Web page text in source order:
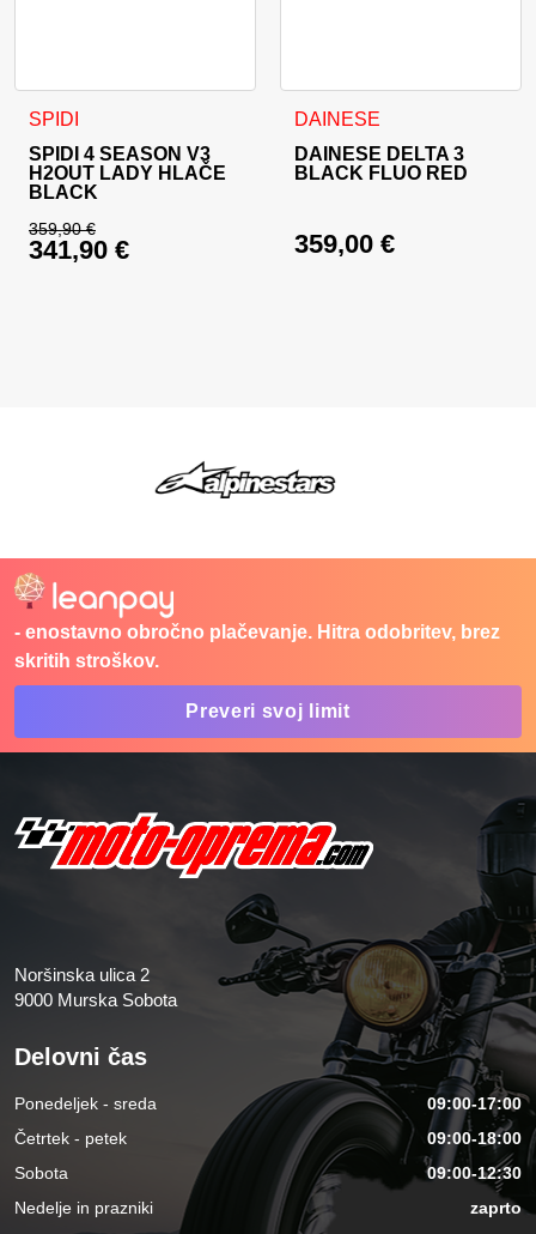
SPIDI
SPIDI 4 SEASON V3
H2OUT LADY HLAČE
BLACK
359,90€
Izvirna cena je bila: 359,90 €.
341,90 €
Ta izdelek ima več različic. Možnosti lahko izberete na
DAINESE
DAINESE DELTA 3
BLACK FLUO RED
359,00 €
Ta izdelek ima več različic.
- enostavno obročno plačevanje. Hitra odobritev, brez
skritih stroškov.
Preveri svoj limit
Noršinska ulica 2
9000 Murska Sobota
Delovni čas
Ponedeljek - sreda
09:00-17:00
Četrtek - petek
09:00-18:00
Sobota
09:00-12:30
Nedelje in prazniki
zaprto